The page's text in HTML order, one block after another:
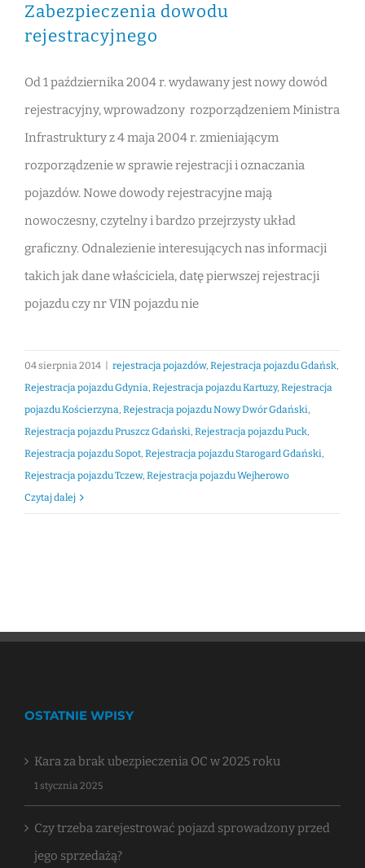
Zabezpieczenia dowodu
rejestracyjnego
Od 1 października 2004 r. wydawany jest nowy dowód
rejestracyjny, wprowadzony rozporządzeniem Ministra
Infrastruktury z 4 maja 2004 r. zmieniającym
rozporządzenie w sprawie rejestracji i oznaczania
pojazdów. Nowe dowody rejestracyjne mają
nowoczesny, czytelny i bardzo przejrzysty układ
graficzny. Odnalezienie interesujących nas informacji
takich jak dane właściciela, datę pierwszej rejestracji
pojazdu czy nr VIN pojazdu nie
04 sierpnia 2014 rejestracja pojazdów, Rejestracja pojazdu Gdańsk,
Rejestracja pojazdu Gdynia, Rejestracja pojazdu Kartuzy, Rejestracja
pojazdu Kościerzyna, Rejestracja pojazdu Nowy Dwór Gdański,
Rejestracja pojazdu Pruszcz Gdański, Rejestracja pojazdu Puck,
Rejestracja pojazdu Sopot, Rejestracja pojazdu Starogard Gdański,
Rejestracja pojazdu Tczew, Rejestracja pojazdu Wejherowo
Czytaj dalej
OSTATNIE WPISY
Kara za brak ubezpieczenia OC w 2025 roku
1 stycznia 2025
Czy trzeba zarejestrować pojazd sprowadzony przed
jego sprzedażą?